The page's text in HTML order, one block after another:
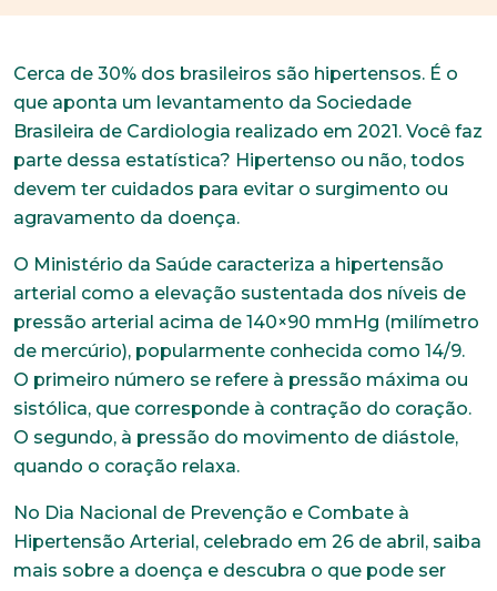
Cerca de 30% dos brasileiros são hipertensos. É o
que aponta um levantamento da Sociedade
Brasileira de Cardiologia realizado em 2021. Você faz
parte dessa estatística? Hipertenso ou não, todos
devem ter cuidados para evitar o surgimento ou
agravamento da doença.
O Ministério da Saúde caracteriza a hipertensão
arterial como a elevação sustentada dos níveis de
pressão arterial acima de 140×90 mmHg (milímetro
de mercúrio), popularmente conhecida como 14/9.
O primeiro número se refere à pressão máxima ou
sistólica, que corresponde à contração do coração.
O segundo, à pressão do movimento de diástole,
quando o coração relaxa.
No Dia Nacional de Prevenção e Combate à
Hipertensão Arterial, celebrado em 26 de abril, saiba
mais sobre a doença e descubra o que pode ser